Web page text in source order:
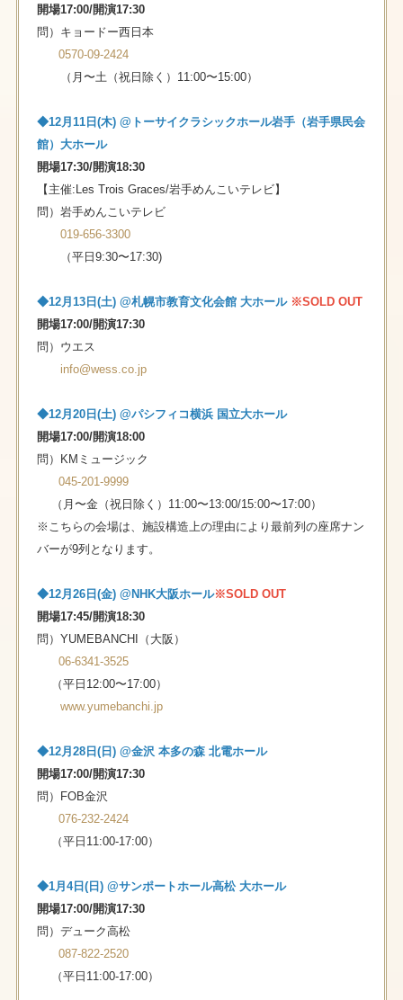
開場17:00/開演17:30
問）キョードー⻄⽇本
0570-09-2424
（⽉〜⼟（祝⽇除く）11:00〜15:00）
◆12⽉11⽇(⽊) @トーサイクラシックホール岩手（岩手県民会
館）大ホール
開場17:30/開演18:30
【主催:Les Trois Graces/岩手めんこいテレビ】
問）岩手めんこいテレビ
019-656-3300
（平日9:30〜17:30)
◆12⽉13⽇(⼟) @札幌市教育⽂化会館 ⼤ホール ※SOLD OUT
開場17:00/開演17:30
問）ウエス
info@wess.co.jp
◆12⽉20⽇(⼟) @パシフィコ横浜 国⽴⼤ホール
開場17:00/開演18:00
問）KMミュージック
045-201-9999
（⽉〜⾦（祝⽇除く）11:00〜13:00/15:00〜17:00）
※こちらの会場は、施設構造上の理由により最前列の座席ナン
バーが9列となります。
◆12⽉26⽇(⾦) @NHK⼤阪ホール※SOLD OUT
開場17:45/開演18:30
問）YUMEBANCHI（大阪）
06-6341-3525
（平⽇12:00〜17:00）
www.yumebanchi.jp
◆12⽉28⽇(⽇) @⾦沢 本多の森 北電ホール
開場17:00/開演17:30
問）FOB⾦沢
076-232-2424
（平⽇11:00-17:00）
◆1⽉4⽇(⽇) @サンポートホール高松 大ホール
開場17:00/開演17:30
問）デューク⾼松
087-822-2520
（平⽇11:00-17:00）